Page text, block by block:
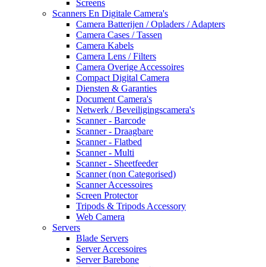
Screens
Scanners En Digitale Camera's
Camera Batterijen / Opladers / Adapters
Camera Cases / Tassen
Camera Kabels
Camera Lens / Filters
Camera Overige Accessoires
Compact Digital Camera
Diensten & Garanties
Document Camera's
Netwerk / Beveiligingscamera's
Scanner - Barcode
Scanner - Draagbare
Scanner - Flatbed
Scanner - Multi
Scanner - Sheetfeeder
Scanner (non Categorised)
Scanner Accessoires
Screen Protector
Tripods & Tripods Accessory
Web Camera
Servers
Blade Servers
Server Accessoires
Server Barebone